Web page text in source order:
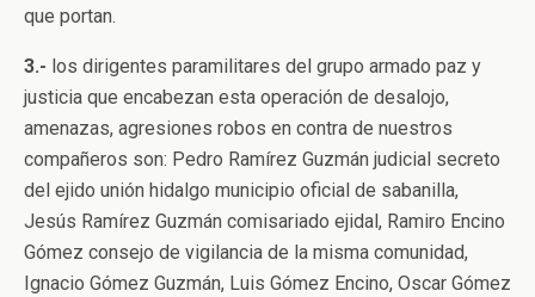
que portan.
3.- los dirigentes paramilitares del grupo armado paz y
justicia que encabezan esta operación de desalojo,
amenazas, agresiones robos en contra de nuestros
compañeros son: Pedro Ramírez Guzmán judicial secreto
del ejido unión hidalgo municipio oficial de sabanilla,
Jesús Ramírez Guzmán comisariado ejidal, Ramiro Encino
Gómez consejo de vigilancia de la misma comunidad,
Ignacio Gómez Guzmán, Luis Gómez Encino, Oscar Gómez